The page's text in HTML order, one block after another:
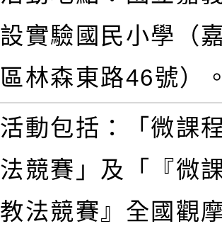
設實驗國民小學（
區林森東路46號）
活動包括：「微課
法競賽」及「『微
教法競賽』全國觀